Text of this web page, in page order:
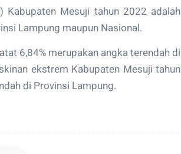
Kabupaten Mesuji tahun 2022 adalah
Lampung maupun Nasional.
6,84% merupakan angka terendah di
ekstrem Kabupaten Mesuji tahun
di Provinsi Lampung.